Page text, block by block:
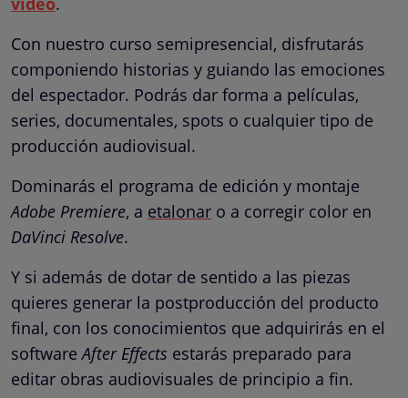
Con nuestro curso semipresencial, disfrutarás
componiendo historias y guiando las emociones
del espectador. Podrás dar forma a películas,
series, documentales, spots o cualquier tipo de
producción audiovisual.
Dominarás el programa de edición y montaje
Adobe Premiere, a etalonar o a corregir color en
DaVinci Resolve.
Y si además de dotar de sentido a las piezas
quieres generar la postproducción del producto
final, con los conocimientos que adquirirás en el
softwareAfter Effects estarás preparado para
editar obras audiovisuales de principio a fin.